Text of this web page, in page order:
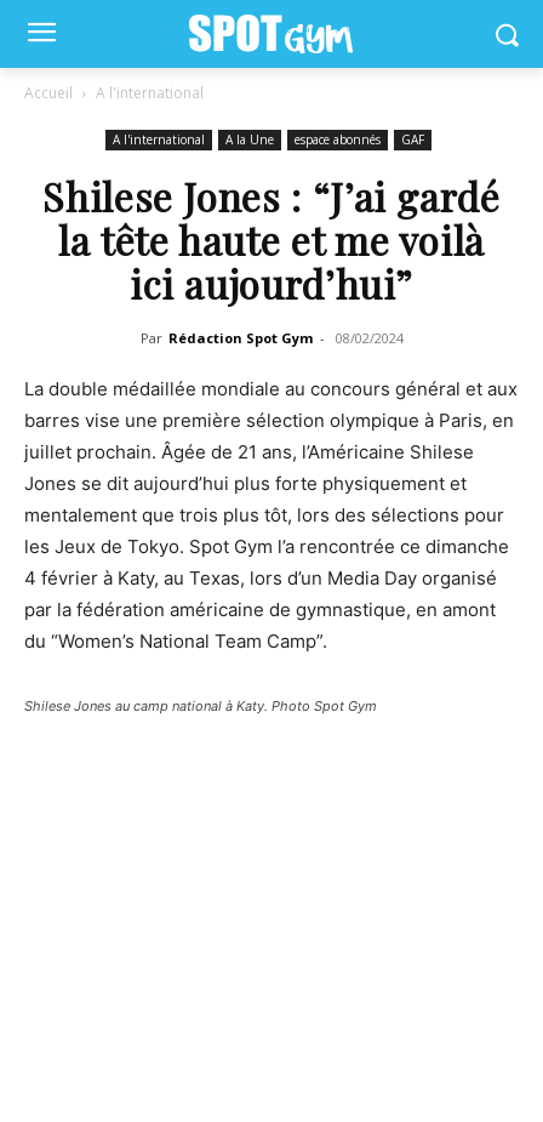
Accueil A l'international
A l'international A la Une espace abonnés GAF
Shilese Jones : “J’ai gardé
la tête haute et me voilà
ici aujourd’hui”
Par Rédaction Spot Gym - 08/02/2024
La double médaillée mondiale au concours général et aux
barres vise une première sélection olympique à Paris, en
juillet prochain. Âgée de 21 ans, l’Américaine Shilese
Jones se dit aujourd’hui plus forte physiquement et
mentalement que trois plus tôt, lors des sélections pour
les Jeux de Tokyo. Spot Gym l’a rencontrée ce dimanche
4 février à Katy, au Texas, lors d’un Media Day organisé
par la fédération américaine de gymnastique, en amont
du “Women’s National Team Camp”.
Shilese Jones au camp national à Katy. Photo Spot Gym